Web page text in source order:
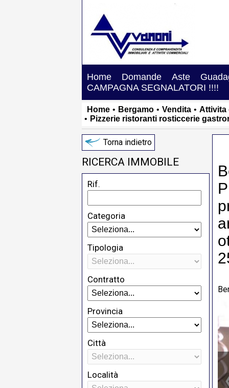
Home Domande Aste
CAMPAGNA SEGNALATORI !!!!
Home • Bergamo • Vendita • Attivita
• Pizzerie ristoranti rosticcerie
Torna indietro
RICERCA IMMOBILE
Rif.
Categoria
Tipologia
Contratto
Provincia
Città
Località